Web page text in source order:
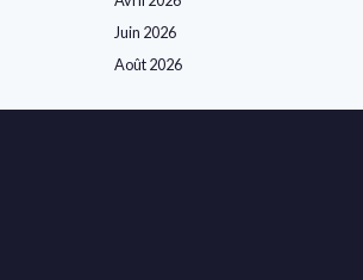
Juin 2026
Août 2026